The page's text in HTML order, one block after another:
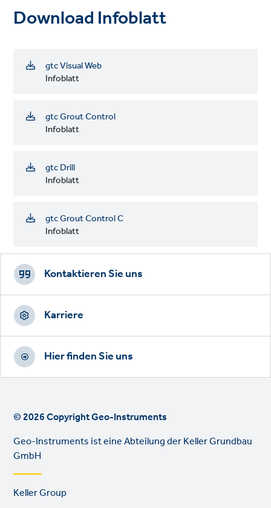
Download Infoblatt
gtc Visual Web
Infoblatt
gtc Grout Control
Infoblatt
gtc Drill
Infoblatt
gtc Grout Control C
Infoblatt
Footer
CTAs
Kontaktieren Sie uns
Karriere
Hier finden Sie uns
© 2026 Copyright Geo-Instruments
Geo-Instruments ist eine Abteilung der Keller Grundbau
GmbH
Footer
links
Keller Group